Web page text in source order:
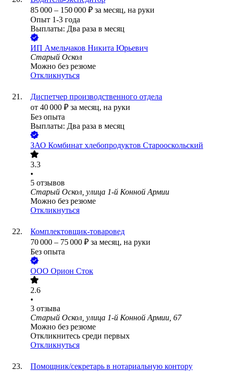
85 000 – 150 000 ₽ за месяц, на руки
Опыт 1-3 года
Выплаты: Два раза в месяц
ИП Амельчаков Никита Юрьевич
Старый Оскол
Можно без резюме
Откликнуться
Диспетчер производственного отдела
от 40 000 ₽ за месяц, на руки
Без опыта
Выплаты: Два раза в месяц
ЗАО Комбинат хлебопродуктов Старооскольский
3.3
•
5 отзывов
Старый Оскол, улица 1-й Конной Армии
Можно без резюме
Откликнуться
Комплектовщик-товаровед
70 000 – 75 000 ₽ за месяц, на руки
Без опыта
ООО Орион Сток
2.6
•
3 отзыва
Старый Оскол, улица 1-й Конной Армии, 67
Можно без резюме
Откликнитесь среди первых
Откликнуться
Помощник/секретарь в нотариальную контору